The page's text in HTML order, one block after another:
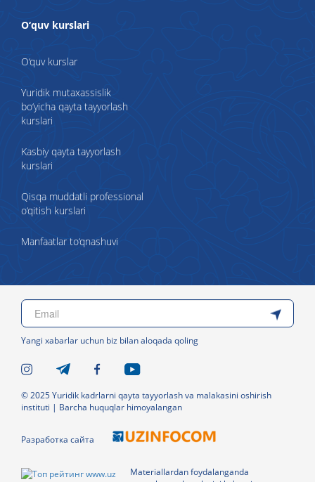
O‘quv kurslari
O‘quv kurslar
Yuridik mutaxassislik
bo‘yicha qayta tayyorlash
kurslari
Kasbiy qayta tayyorlash
kurslari
Qisqa muddatli professional
o‘qitish kurslari
Manfaatlar to‘qnashuvi
Yangi xabarlar uchun biz bilan aloqada qoling
© 2025 Yuridik kadrlarni qayta tayyorlash va malakasini oshirish
instituti | Barcha huquqlar himoyalangan
Разработка сайта
Materiallardan foydalanganda